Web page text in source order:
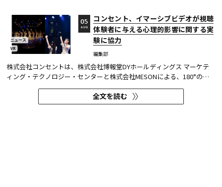
ニュース
VR
コンセント、イマーシブビデオが視聴
体験者に与える心理的影響に関する実
験に協力
編集部
05
AUG
株式会社コンセントは、株式会社博報堂DYホールディングス マーケテ
ィング・テクノロジー・センターと株式会社MESONによる、180°の視
野角のImmersive Video（以下、イマーシブビデオ）を実験刺激に用い
た心理実験に協力し、そのプレプリント論文が2026年6月8日にarXivで
公開された。 本実験は、イマーシブビデオの撮影距離が体験者の「そ...
全文を読む